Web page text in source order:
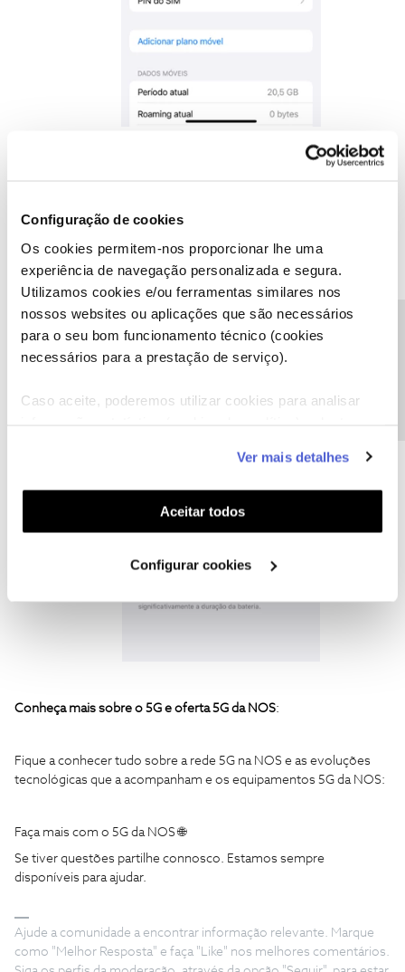
Configuração de cookies
Os cookies permitem-nos proporcionar lhe uma
experiência de navegação personalizada e segura.
Utilizamos cookies e/ou ferramentas similares nos
nossos websites ou aplicações que são necessários
para o seu bom funcionamento técnico (cookies
necessários para a prestação de serviço).
Caso aceite, poderemos utilizar cookies para analisar
funcionalidades (cookies de personalização e
funcionalidade) e adaptar anúncios aos seus interesses
(cookies de publicidade personalizada). Pode gerir a
utilização dos cookies clicando em "Configurar
Ver mais detalhes
Aceitar todos
Configurar cookies
Conheça mais sobre o 5G e oferta 5G da NOS:
Fique a conhecer tudo sobre a rede 5G na NOS e as evoluções
tecnológicas que a acompanham e os equipamentos 5G da NOS:
Faça mais com o 5G da NOS 🌐
Se tiver questões partilhe connosco. Estamos sempre
disponíveis para ajudar.
Ajude a comunidade a encontrar informação relevante. Marque
como "Melhor Resposta" e faça "Like" nos melhores comentários.